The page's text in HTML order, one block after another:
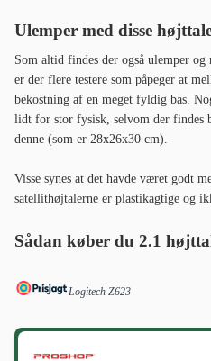
Ulemper med disse
Som altid findes der også ulemper
er der flere testere som påpeger at
bekostning af en meget fyldig bas.
lidt for stor fysisk, selvom der findes
denne (som er 28x26x30 cm).
Visse synes at det havde været godt
satellithøjtalerne er plastikagtige og
Sådan køber du 2.1
Logitech Z623